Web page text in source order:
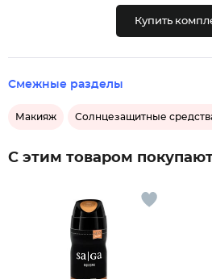
Купить
Смежные разделы
Макияж Солнцезащитные
С этим товаром